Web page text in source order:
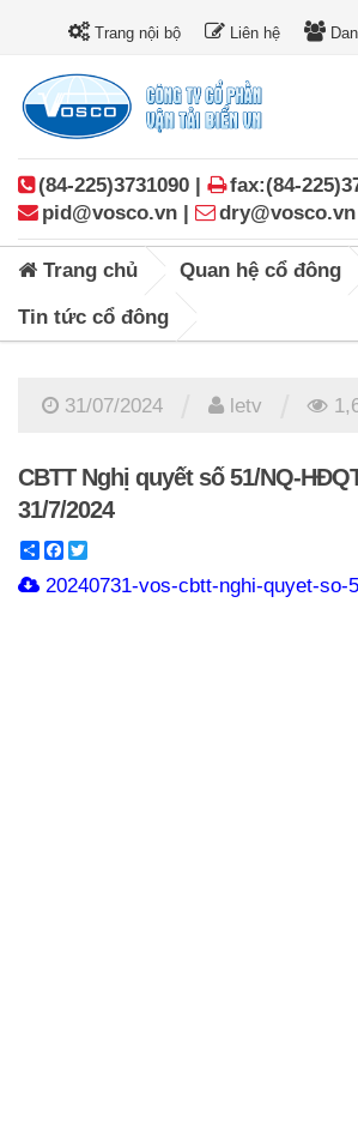
Trang nội bộ Liên hệ
(84-225)3731090 |
fax:(84-
pid@vosco.vn |
dry@vosco.vn
Trang chủ Quan hệ cổ đông
Tin tức cổ đông
31/07/2024 letv
CBTT Nghị quyết số 51/NQ-
31/7/2024
ShareFacebook
20240731-vos-cbtt-nghi-quyet-so-